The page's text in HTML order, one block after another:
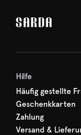
erste Bestellung
Hilfe
Häufig gestellte
Geschenkkarten
Zahlung
Versand &